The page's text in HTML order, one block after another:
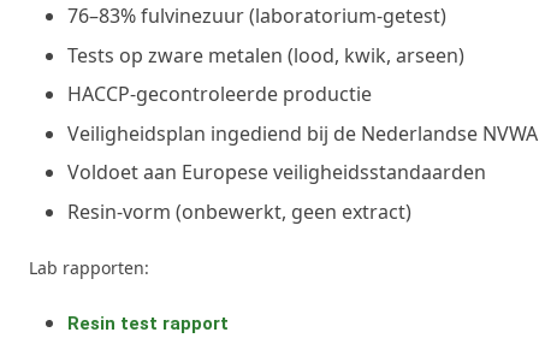
76–83% fulvinezuur (laboratorium-getest)
Tests op zware metalen (lood, kwik, arseen)
HACCP-gecontroleerde productie
Veiligheidsplan ingediend bij de Nederlandse NVWA
Voldoet aan Europese veiligheidsstandaarden
Resin-vorm (onbewerkt, geen extract)
Lab rapporten:
Resin test rapport